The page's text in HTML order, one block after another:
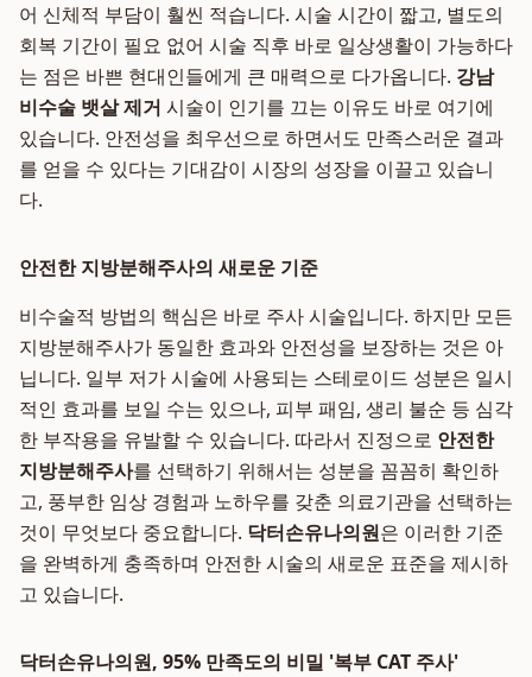
어 신체적 부담이 훨씬 적습니다. 시술 시간이 짧고, 별도의
회복 기간이 필요 없어 시술 직후 바로 일상생활이 가능하다
는 점은 바쁜 현대인들에게 큰 매력으로 다가옵니다. 강남
비수술 뱃살 제거 시술이 인기를 끄는 이유도 바로 여기에
있습니다. 안전성을 최우선으로 하면서도 만족스러운 결과
를 얻을 수 있다는 기대감이 시장의 성장을 이끌고 있습니
다.
안전한 지방분해주사의 새로운 기준
비수술적 방법의 핵심은 바로 주사 시술입니다. 하지만 모든
지방분해주사가 동일한 효과와 안전성을 보장하는 것은 아
닙니다. 일부 저가 시술에 사용되는 스테로이드 성분은 일시
적인 효과를 보일 수는 있으나, 피부 패임, 생리 불순 등 심각
한 부작용을 유발할 수 있습니다. 따라서 진정으로 안전한
지방분해주사를 선택하기 위해서는 성분을 꼼꼼히 확인하
고, 풍부한 임상 경험과 노하우를 갖춘 의료기관을 선택하는
것이 무엇보다 중요합니다. 닥터손유나의원은 이러한 기준
을 완벽하게 충족하며 안전한 시술의 새로운 표준을 제시하
고 있습니다.
닥터손유나의원, 95% 만족도의 비밀 '복부 CAT 주사'